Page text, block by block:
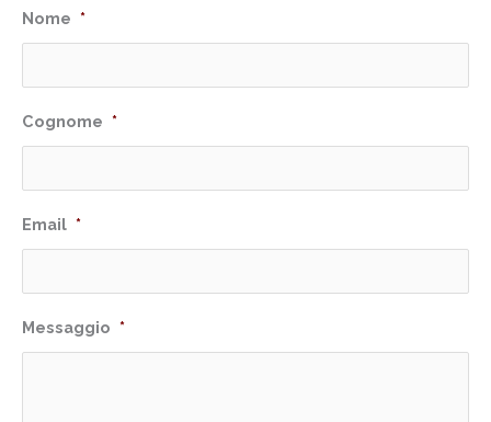
Nome *
Cognome *
Email *
Messaggio *